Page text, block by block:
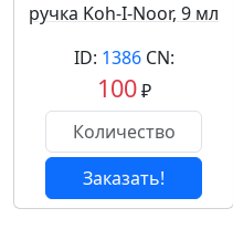
ручка Koh-I-Noor, 9 мл
ID: 1386CN:
100₽
Заказать!